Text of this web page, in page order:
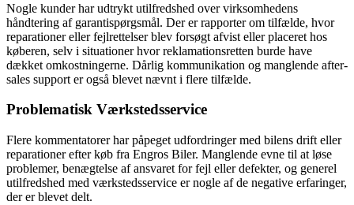
Nogle kunder har udtrykt utilfredshed over virksomhedens
håndtering af garantispørgsmål. Der er rapporter om tilfælde, hvor
reparationer eller fejlrettelser blev forsøgt afvist eller placeret hos
køberen, selv i situationer hvor reklamationsretten burde have
dækket omkostningerne. Dårlig kommunikation og manglende after-
sales support er også blevet nævnt i flere tilfælde.
Problematisk Værkstedsservice
Flere kommentatorer har påpeget udfordringer med bilens drift eller
reparationer efter køb fra Engros Biler. Manglende evne til at løse
problemer, benægtelse af ansvaret for fejl eller defekter, og generel
utilfredshed med værkstedsservice er nogle af de negative erfaringer,
der er blevet delt.